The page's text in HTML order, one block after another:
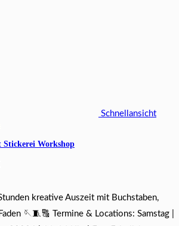
Schnellansicht
Stickerei Workshop
kreative Auszeit mit Buchstaben,
🪡🧵🔠 Termine & Locations: Samstag |